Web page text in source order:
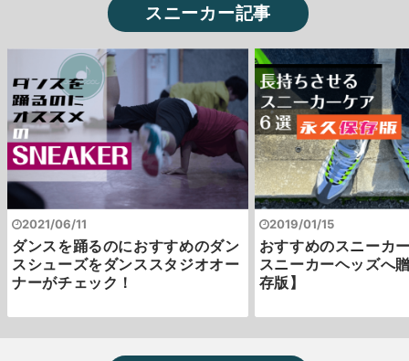
スニーカー記事
2021/06/11
ダンスを踊るのにおすすめのダン
スシューズをダンススタジオオー
ナーがチェック！
2019/01/15
おすすめのスニーカ
スニーカーヘッズへ
存版】